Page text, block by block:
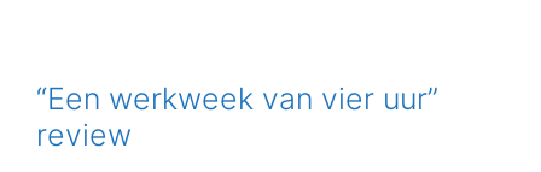
“Een werkweek van vier uur”
review